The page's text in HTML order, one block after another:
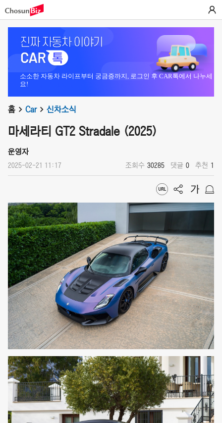
소소한 자동차 라이프부터 궁금증까지, 로그인 후 CAR톡에서 나누세
요!
홈 Car 신차소식
마세라티 GT2 Stradale (2025)
운영자
2025-02-21 11:17 조회수 30285 댓글 0 추천 1